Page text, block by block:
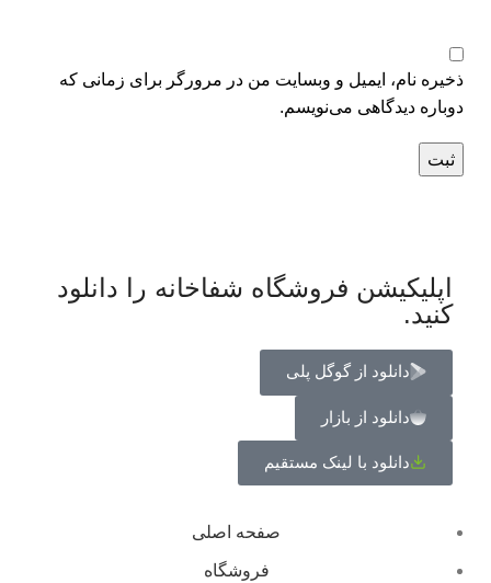
ذخیره نام، ایمیل و وبسایت من در مرورگر برای زمانی که
دوباره دیدگاهی می‌نویسم.
اپلیکیشن فروشگاه شفاخانه را دانلود
کنید.
دانلود از گوگل پلی
دانلود از بازار
دانلود با لینک مستقیم
صفحه اصلی
فروشگاه